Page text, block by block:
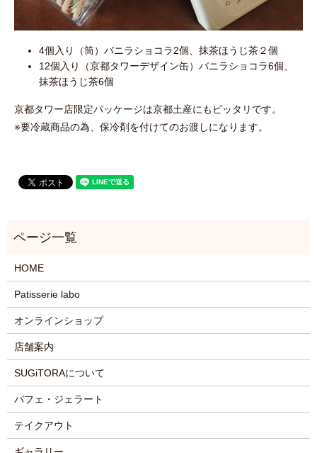
4個入り（筒）バニラショコラ2個、抹茶ほうじ茶２個
12個入り（京都タワーデザイン缶）バニラショコラ6個、
抹茶ほうじ茶6個
京都タワー店限定パッケージは京都土産にもピッタリです。
※要冷蔵商品の為、保冷剤を付けてのお渡しになります。
HOME
Patisserie labo
オンラインショップ
店舗案内
SUGiTORAについて
パフェ・ジェラート
テイクアウト